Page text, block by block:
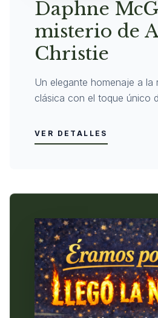
Daphne
misterio de
Christie
Un elegante homenaje a la
clásica con el toque único
VER DETALLES